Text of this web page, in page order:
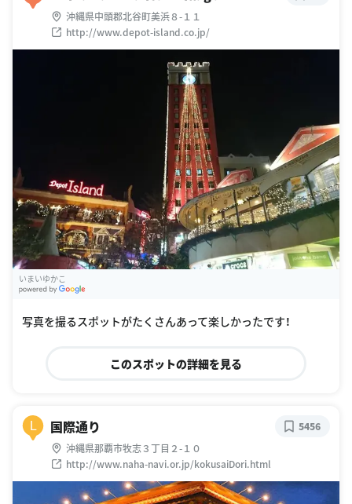
沖縄県中頭郡北谷町美浜８-１１
http://www.depot-island.co.jp/
いまいゆかこ
写真を撮るスポットがたくさんあって楽しかったです！
このスポットの詳細を見る
L 国際通り
沖縄県那覇市牧志３丁目２-１０
http://www.naha-navi.or.jp/kokusaiDori.html
5456